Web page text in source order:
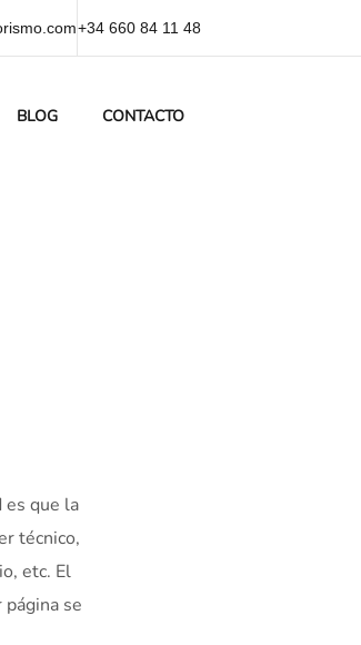
+34 660 84 11 48
BLOG CONTACTO
es que la
técnico,
etc. El
se